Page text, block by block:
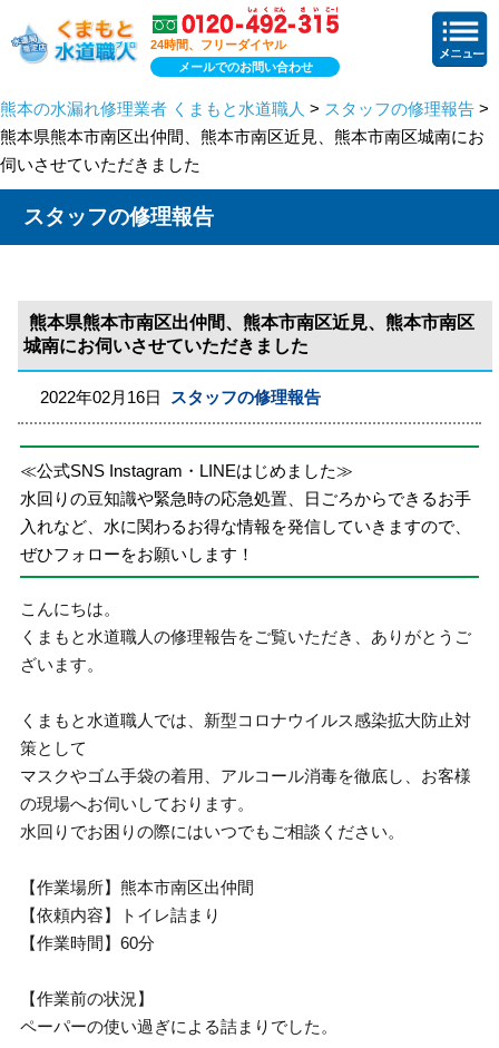
24時間、フリーダイヤル
メールでのお問い合わせ
熊本の水漏れ修理業者 くまもと水道職人 > スタッフの修理報告 >
熊本県熊本市南区出仲間、熊本市南区近見、熊本市南区城南にお
伺いさせていただきました
スタッフの修理報告
熊本県熊本市南区出仲間、熊本市南区近見、熊本市南区
城南にお伺いさせていただきました
2022年02月16日 スタッフの修理報告
≪公式SNS Instagram・LINEはじめました≫
水回りの豆知識や緊急時の応急処置、日ごろからできるお手
入れなど、水に関わるお得な情報を発信していきますので、
ぜひフォローをお願いします！
こんにちは。
くまもと水道職人の修理報告をご覧いただき、ありがとうご
ざいます。
くまもと水道職人では、新型コロナウイルス感染拡大防止対
策として
マスクやゴム手袋の着用、アルコール消毒を徹底し、お客様
の現場へお伺いしております。
水回りでお困りの際にはいつでもご相談ください。
【作業場所】熊本市南区出仲間
【依頼内容】トイレ詰まり
【作業時間】60分
【作業前の状況】
ペーパーの使い過ぎによる詰まりでした。